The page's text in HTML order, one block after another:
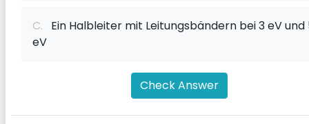
C. Ein Halbleiter mit Leitungsbändern bei 3 eV und
eV
Check Answer